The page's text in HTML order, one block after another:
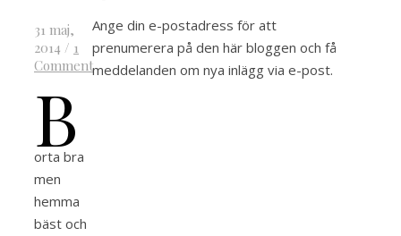
31 maj,
2014 / 1
Comment
B
orta bra
men
hemma
bäst och
Ange din e-postadress för att
prenumerera på den här bloggen och få
meddelanden om nya inlägg via e-post.